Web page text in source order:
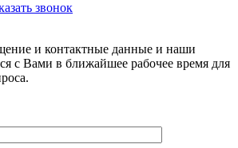
звонок
и контактные данные и наши
с Вами в ближайшее рабочее время для